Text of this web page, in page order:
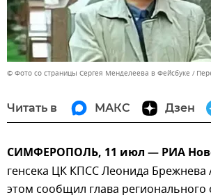
© Фото со страницы Сергея Менделеева в Фейсбуке
Читать в МАКС Дзен
СИМФЕРОПОЛЬ, 11 июл — РИА
генсека ЦК КПСС Леонида
этом сообщил глава